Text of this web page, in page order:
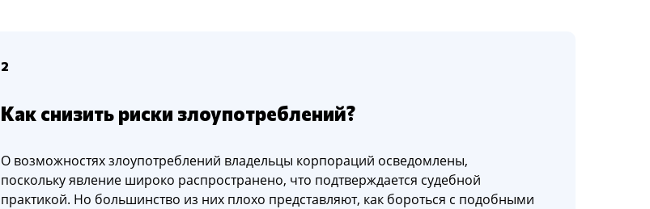
2
Как снизить риски злоупотреблений?
О возможностях злоупотреблений владельцы корпораций осведомлены,
поскольку явление широко распространено, что подтверждается судебной
практикой. Но большинство из них плохо представляют, как бороться с подобными